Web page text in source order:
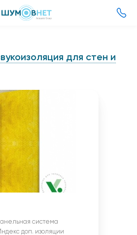
37
для стен и
система
доп. изоляции